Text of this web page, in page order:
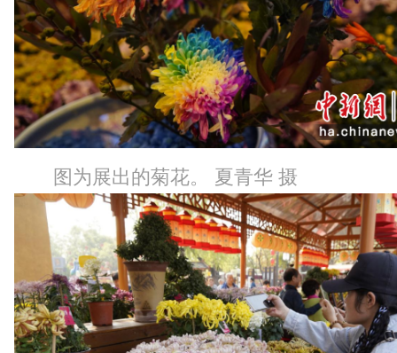
图为展出的菊花。 夏青华 摄